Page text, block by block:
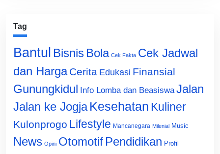
Tag
Bantul Bisnis Bola Cek Fakta Cek Jadwal
dan Harga Cerita Edukasi Finansial
Gunungkidul Info Lomba dan Beasiswa Jalan
Jalan ke Jogja Kesehatan Kuliner
Kulonprogo Lifestyle Mancanegara Milenial Music
News Opini Otomotif Pendidikan Profil